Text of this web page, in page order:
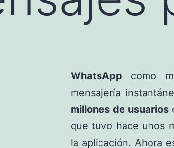
WhatsApp como
mensajería
millones de usuarios
que tuvo hace unos
la aplicación. Ahora